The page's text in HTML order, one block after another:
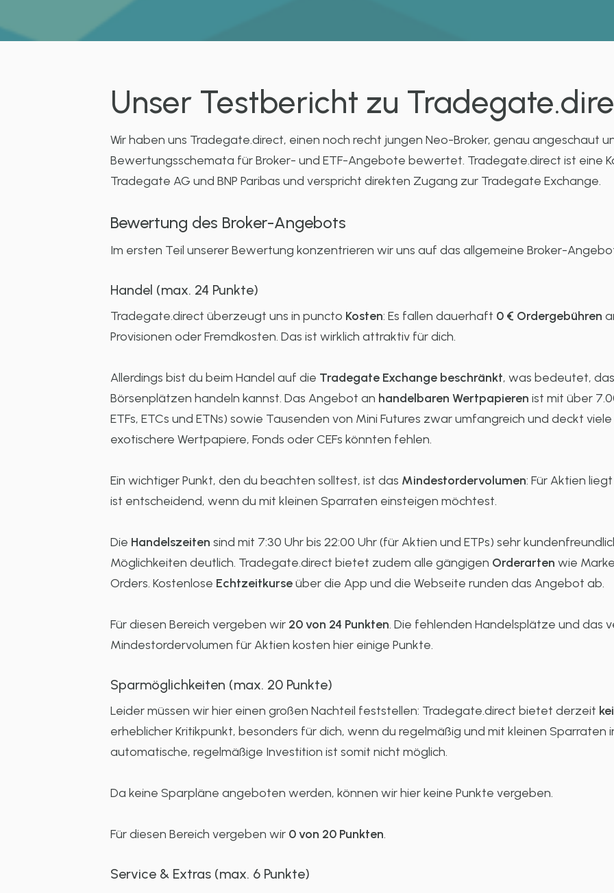
Unser Testbericht zu
Wir haben uns Tradegate.direct, einen noch recht jungen Neo-Broker, genau angeschaut
Bewertungsschemata für Broker- und ETF-Angebote bewertet. Tradegate.direct ist eine
Tradegate AG und BNP Paribas und verspricht direkten Zugang zur Tradegate Exchange.
Bewertung des Broker-Angebots
Im ersten Teil unserer Bewertung konzentrieren wir uns auf das allgemeine Broker-
Handel (max. 24 Punkte)
Tradegate.direct überzeugt uns in puncto Kosten: Es fallen dauerhaft 0 € Ordergebühren
Provisionen oder Fremdkosten. Das ist wirklich attraktiv für dich.
Allerdings bist du beim Handel auf die Tradegate Exchange beschränkt, was bedeutet,
Börsenplätzen handeln kannst. Das Angebot an handelbaren Wertpapieren ist mit über
ETFs, ETCs und ETNs) sowie Tausenden von Mini Futures zwar umfangreich und deckt
exotischere Wertpapiere, Fonds oder CEFs könnten fehlen.
Ein wichtiger Punkt, den du beachten solltest, ist das Mindestordervolumen: Für Aktien
ist entscheidend, wenn du mit kleinen Sparraten einsteigen möchtest.
Die Handelszeiten sind mit 7:30 Uhr bis 22:00 Uhr (für Aktien und ETPs) sehr
Möglichkeiten deutlich. Tradegate.direct bietet zudem alle gängigen Orderarten wie
Orders. Kostenlose Echtzeitkurseüber die App und die Webseite runden das Angebot ab.
Für diesen Bereich vergeben wir 20 von 24 Punkten. Die fehlenden Handelsplätze und das
Mindestordervolumen für Aktien kosten hier einige Punkte.
Sparmöglichkeiten (max. 20 Punkte)
Leider müssen wir hier einen großen Nachteil feststellen: Tradegate.direct bietet derzeit
erheblicher Kritikpunkt, besonders für dich, wenn du regelmäßig und mit kleinen Sparraten
automatische, regelmäßige Investition ist somit nicht möglich.
Da keine Sparpläne angeboten werden, können wir hier keine Punkte vergeben.
Für diesen Bereich vergeben wir 0 von 20 Punkten.
Service & Extras (max. 6 Punkte)